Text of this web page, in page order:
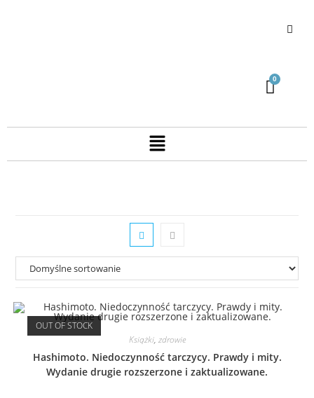
OUT OF STOCK
Książki, zdrowie
Hashimoto. Niedoczynność tarczycy. Prawdy i mity.
Wydanie drugie rozszerzone i zaktualizowane.